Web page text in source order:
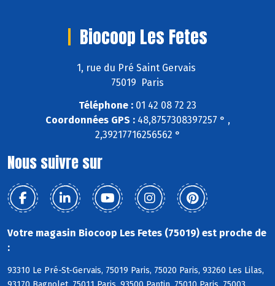
Biocoop Les Fetes
1, rue du Pré Saint Gervais
75019 Paris
Téléphone : 01 42 08 72 23
Coordonnées GPS :48,8757308397257 ° ,
2,39217716256562 °
Nous suivre sur
Votre magasin Biocoop Les Fetes (75019) est proche de
:
93310 Le Pré-St-Gervais, 75019 Paris, 75020 Paris, 93260 Les Lilas,